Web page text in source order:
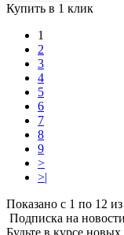
Купить в 1 клик
1
2
3
4
5
6
7
8
9
>
>|
Показано с 1 по 12
Подписка на новости
Будьте в курсе